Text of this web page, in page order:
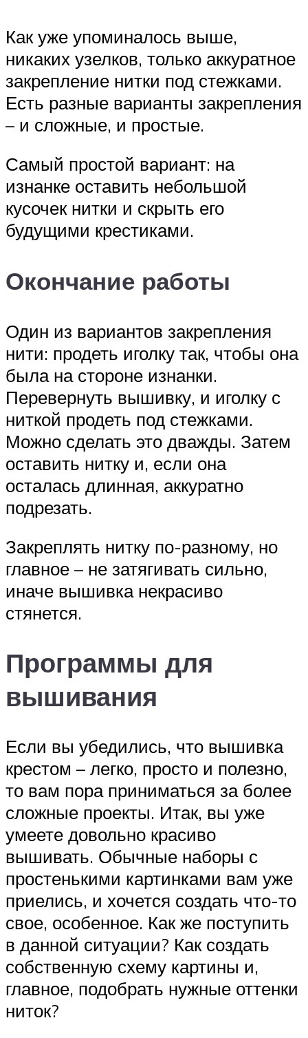
Как уже упоминалось выше,
никаких узелков, только аккуратное
закрепление нитки под стежками.
Есть разные варианты закрепления
– и сложные, и простые.
Самый простой вариант: на
изнанке оставить небольшой
кусочек нитки и скрыть его
будущими крестиками.
Окончание работы
Один из вариантов закрепления
нити: продеть иголку так, чтобы она
была на стороне изнанки.
Перевернуть вышивку, и иголку с
ниткой продеть под стежками.
Можно сделать это дважды. Затем
оставить нитку и, если она
осталась длинная, аккуратно
подрезать.
Закреплять нитку по-разному, но
главное – не затягивать сильно,
иначе вышивка некрасиво
стянется.
Программы для
вышивания
Если вы убедились, что вышивка
крестом – легко, просто и полезно,
то вам пора приниматься за более
сложные проекты. Итак, вы уже
умеете довольно красиво
вышивать. Обычные наборы с
простенькими картинками вам уже
приелись, и хочется создать что-то
свое, особенное. Как же поступить
в данной ситуации? Как создать
собственную схему картины и,
главное, подобрать нужные оттенки
ниток?